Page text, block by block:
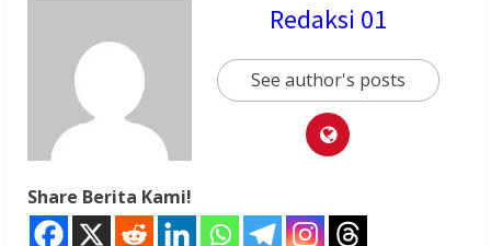
Redaksi 01
See author's posts
Share Berita Kami!